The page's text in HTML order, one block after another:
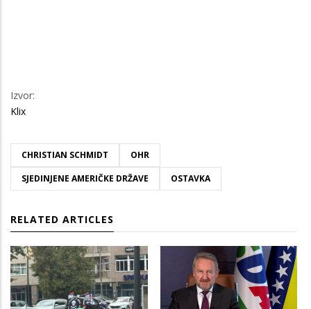
Izvor:
Klix
CHRISTIAN SCHMIDT
OHR
SJEDINJENE AMERIČKE DRŽAVE
OSTAVKA
RELATED ARTICLES